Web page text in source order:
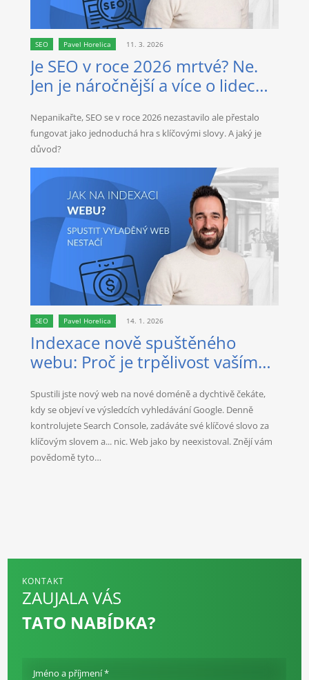
SEO Pavel Horelica 11. 3. 2026
Je SEO v roce 2026 mrtvé? Ne.
Jen je náročnější a více o lidech
Nepanikařte, SEO se v roce 2026 nezastavilo ale přestalo
fungovat jako jednoduchá hra s klíčovými slovy. A jaký je
důvod?
SEO Pavel Horelica 14. 1. 2026
Indexace nově spuštěného
webu: Proč je trpělivost vaším
Spustili jste nový web na nové doméně a dychtivě čekáte,
kdy se objeví ve výsledcích vyhledávání Google. Denně
kontrolujete Search Console, zadáváte své klíčové slovo za
klíčovým slovem a... nic. Web jako by neexistoval. Znějí vám
povědomě tyto…
KONTAKT
ZAUJALA VÁS
TATO NABÍDKA?
Jméno a příjmení *